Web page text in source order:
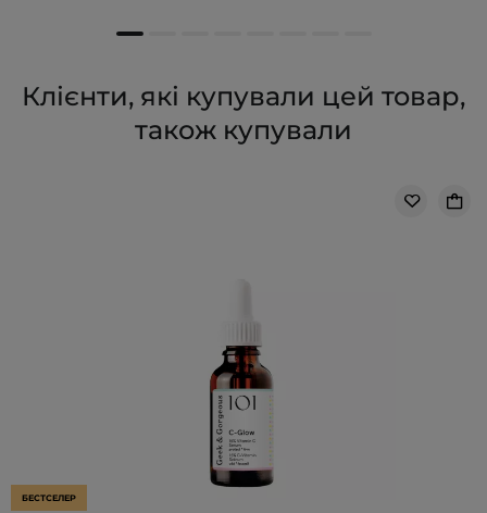
Клієнти, які купували цей товар,
також купували
БЕСТСЕЛЕР